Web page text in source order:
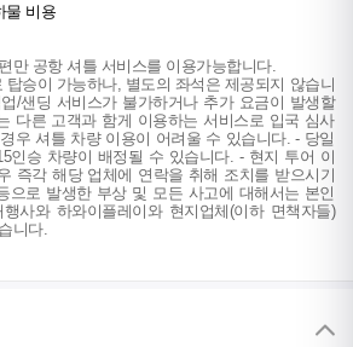
물 비용
만 공항 셔틀 서비스를 이용가능합니다.
탑승이 가능하나, 별도의 좌석은 제공되지 않습니
/샌딩 서비스가 불가하거나 추가 요금이 발생할
다른 고객과 함게 이용하는 서비스로 입국 심사
우 셔틀 차량 이용이 어려울 수 있습니다. - 당일
인승 차량이 배정될 수 있습니다. - 현지 투어 이
즉각 해당 업체에 연락을 취해 조치를 받으시기
으로 발생한 부상 및 모든 사고에 대해서는 본인
사와 하와이플레이와 현지업체(이하 면책자들)
니다.